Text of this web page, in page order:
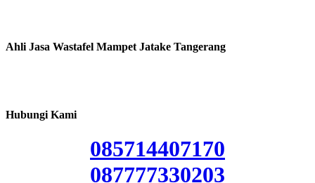
Ahli Jasa Wastafel Mampet Jatake Tangerang
Hubungi Kami
085714407170
087777330203